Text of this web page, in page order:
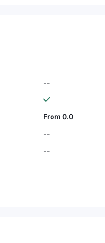
--
From 0.0
--
--